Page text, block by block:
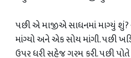
પછી એ માજીએ સાધનમાં માગ્યું
માંગ્યો અને એક સોય માંગી. પછી
ઉપર ધરી સહેજ ગરમ કરી. પછી